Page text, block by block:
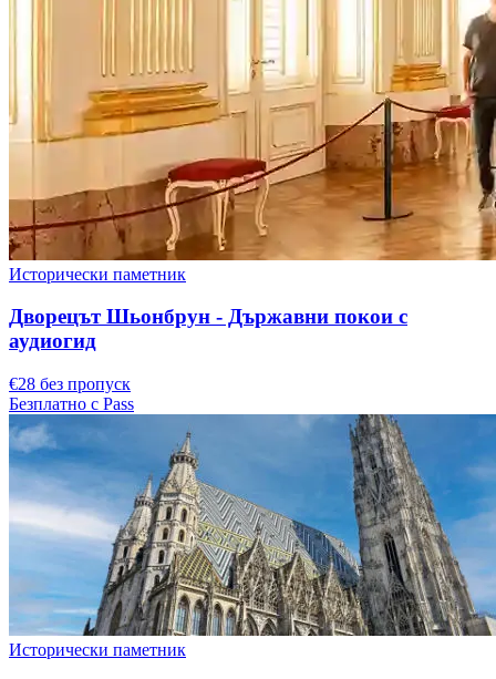
Исторически паметник
Дворецът Шьонбрун - Държавни покои с
аудиогид
€28 без пропуск
Безплатно с Pass
Исторически паметник